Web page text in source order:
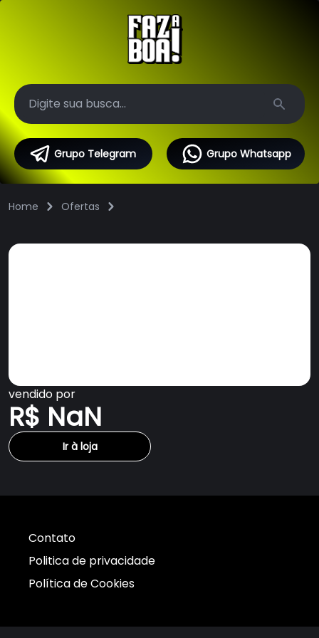
Search
Grupo Telegram Grupo Whatsapp
Home Ofertas
vendido por
R$ NaN
Ir à loja
Contato
Politica de privacidade
Política de Cookies